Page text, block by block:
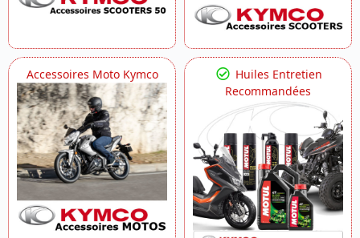
Accessoires Moto Kymco
Huiles Entretien
Recommandées